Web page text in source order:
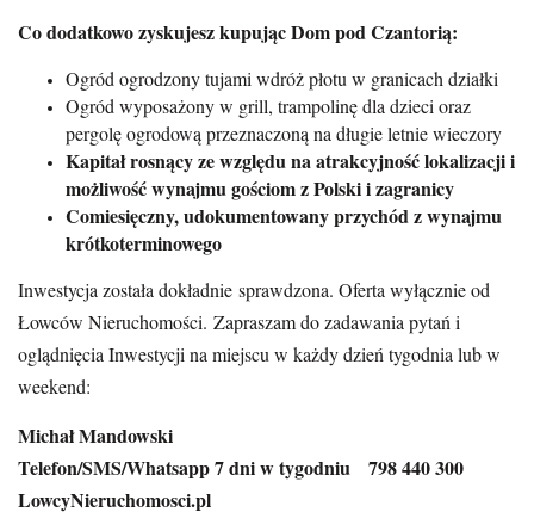
Co dodatkowo zyskujesz kupując Dom pod Czantorią:
Ogród ogrodzony tujami wdróż płotu w granicach działki
Ogród wyposażony w grill, trampolinę dla dzieci oraz
pergolę ogrodową przeznaczoną na długie letnie wieczory
Kapitał rosnący ze względu na atrakcyjność lokalizacji i
możliwość wynajmu gościom z Polski i zagranicy
Comiesięczny, udokumentowany przychód z wynajmu
krótkoterminowego
Inwestycja została dokładnie sprawdzona. Oferta wyłącznie od
Łowców Nieruchomości. Zapraszam do zadawania pytań i
oglądnięcia Inwestycji na miejscu w każdy dzień tygodnia lub w
weekend:
Michał Mandowski
Telefon/SMS/Whatsapp 7 dni w tygodniu 798 440 300
LowcyNieruchomosci.pl